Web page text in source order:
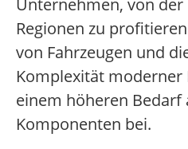
Unternehmen, von
Regionen zu
von Fahrzeugen und
Komplexität moderner
einem höheren Bedarf
Komponenten bei.